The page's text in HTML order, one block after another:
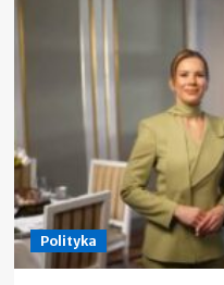
Polityka